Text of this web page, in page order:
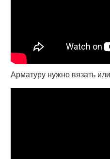
Арматуру нужно вязать